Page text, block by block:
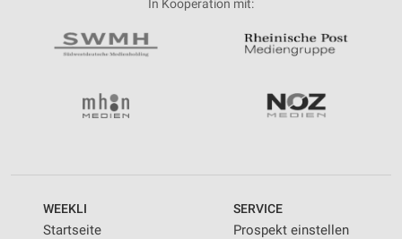
In Kooperation mit:
WEEKLI
Startseite
SERVICE
Prospekt einstellen